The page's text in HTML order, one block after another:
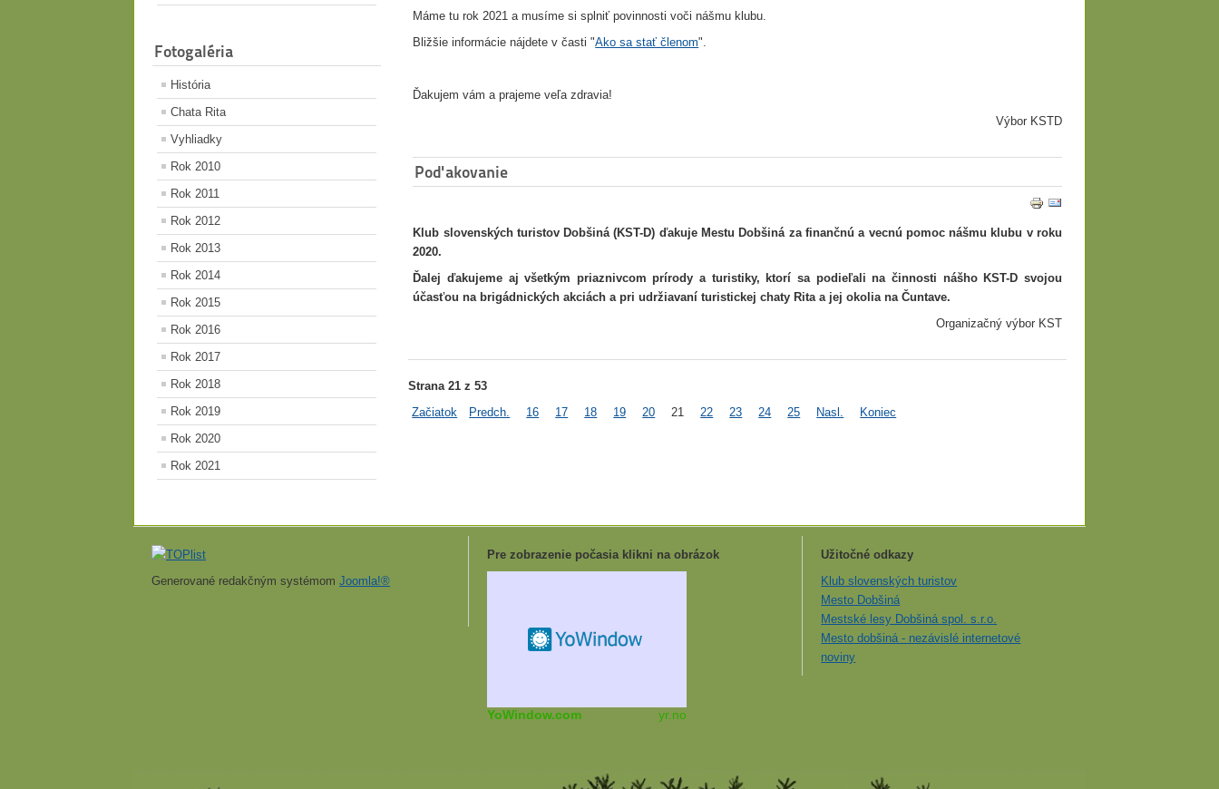
Fotogaléria
História
Chata Rita
Vyhliadky
Rok 2010
Rok 2011
Rok 2012
Rok 2013
Rok 2014
Rok 2015
Rok 2016
Rok 2017
Rok 2018
Rok 2019
Rok 2020
Rok 2021
Máme tu rok 2021 a musíme si splniť povinnosti voči nášmu klubu.
Bližšie informácie nájdete v časti "Ako sa stať členom".
Ďakujem vám a prajeme veľa zdravia!
Výbor KSTD
Poďakovanie
Klub slovenských turistov Dobšiná (KST-D) ďakuje Mestu Dobšiná za finančnú a vecnú pomoc nášmu klubu v roku
2020.
Ďalej ďakujeme aj všetkým priaznivcom prírody a turistiky, ktorí sa podieľali na činnosti nášho KST-D svojou
účasťou na brigádnických akciách a pri udržiavaní turistickej chaty Rita a jej okolia na Čuntave.
Organizačný výbor KST
Strana 21 z 53
Začiatok
Predch. 16 17 18 19 20 21 22 23 24 25 Nasl. Koniec
Generované redakčným systémom Joomla!®
Pre zobrazenie počasia klikni na obrázok
YoWindow.com yr.no
Užitočné odkazy
Klub slovenských turistov
Mesto Dobšiná
Mestské lesy Dobšiná spol. s.r.o.
Mesto dobšiná - nezávislé internetové
noviny